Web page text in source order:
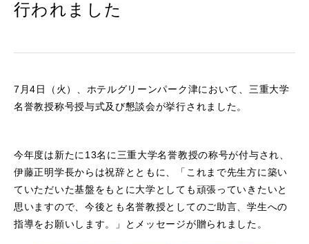
行われました
7月4日（火）、ホテルグリーンパーク津において、三重大学
名誉教授称号授与式及び懇談会が挙行されました。
今年度は新たに13名に三重大学名誉教授の称号が付与され、
伊藤正明学長からは祝辞とともに、「これまで先生方に築い
ていただいた基盤をもとに大学としても頑張っていきたいと
思いますので、今後とも名誉教授としてのご助言、学生への
指導をお願いします。」とメッセージが贈られました。